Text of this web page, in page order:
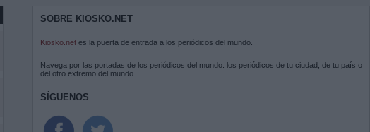
SOBRE KIOSKO.NET
Kiosko.net es la puerta de entrada a los periódicos del mundo.
Navega por las portadas de los periódicos del mundo: los periódicos de tu ciudad, de tu país o
del otro extremo del mundo.
SÍGUENOS